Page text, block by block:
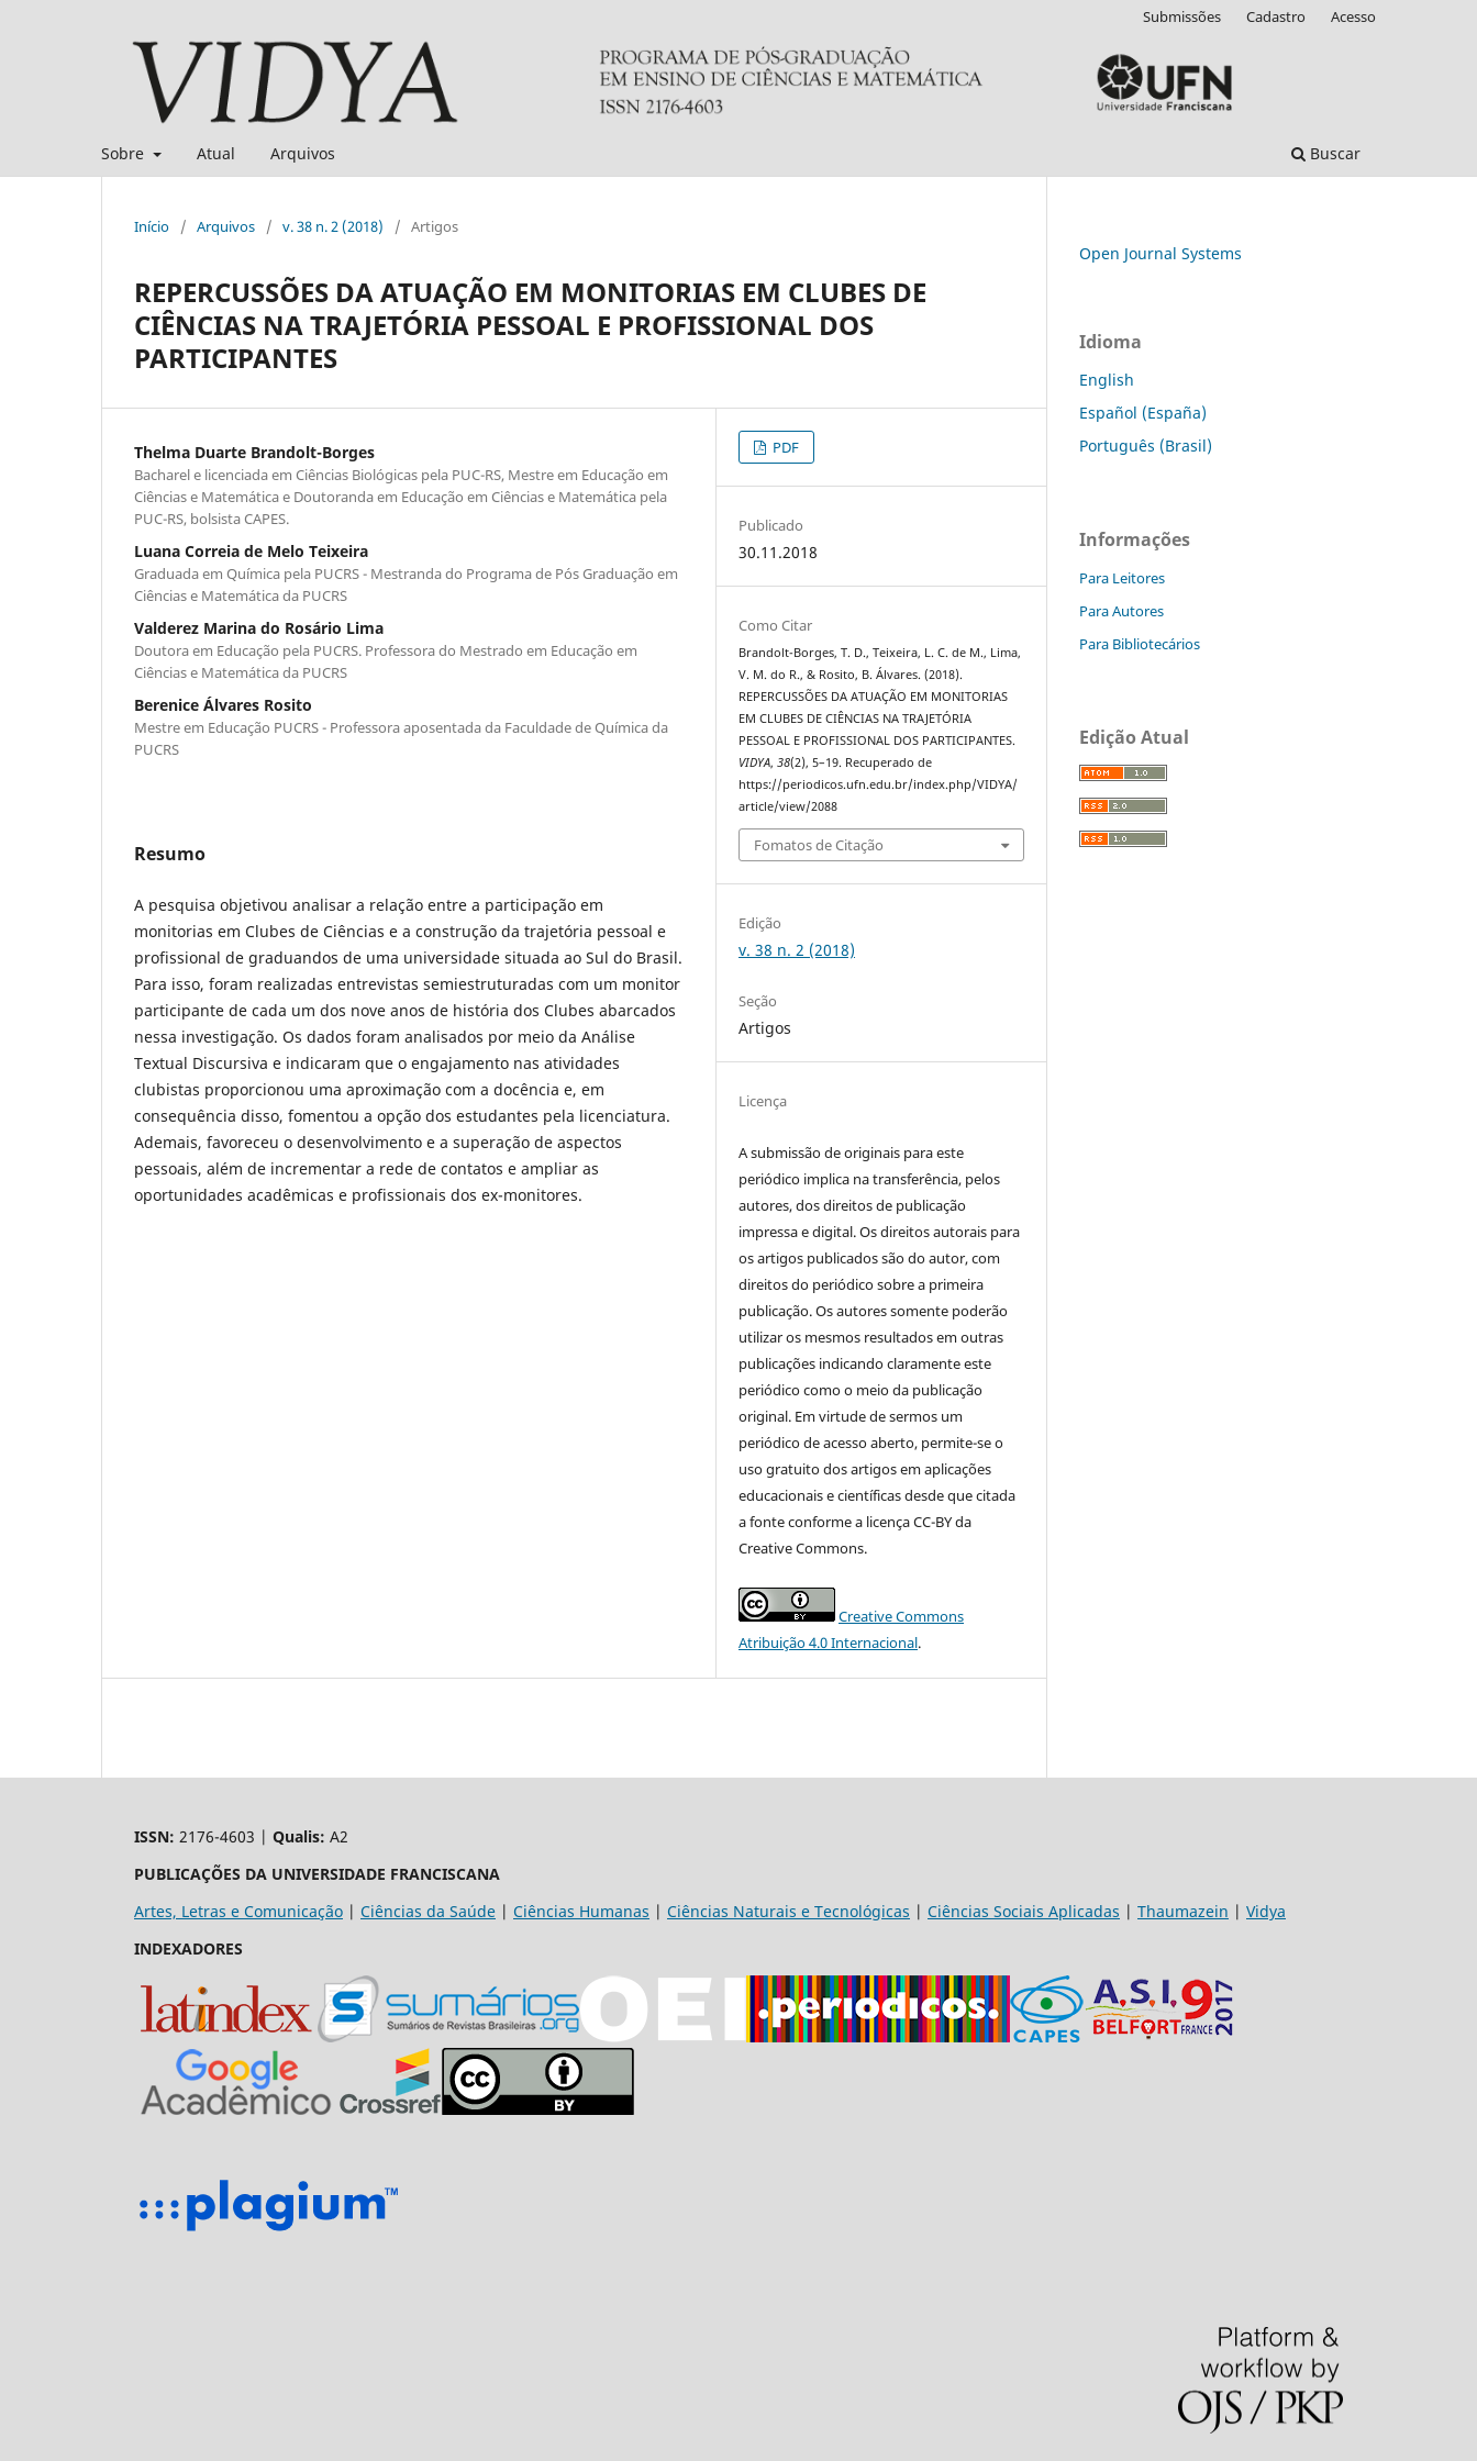
Sobre Atual Arquivos Buscar
Submissões Cadastro Acesso
Início / Arquivos / v. 38 n. 2 (2018) / Artigos
REPERCUSSÕES DA ATUAÇÃO EM MONITORIAS EM CLUBES DE
CIÊNCIAS NA TRAJETÓRIA PESSOAL E PROFISSIONAL DOS
PARTICIPANTES
Thelma Duarte Brandolt-Borges
Bacharel e licenciada em Ciências Biológicas pela PUC-RS, Mestre em Educação em
Ciências e Matemática e Doutoranda em Educação em Ciências e Matemática pela
PUC-RS, bolsista CAPES.
Luana Correia de Melo Teixeira
Graduada em Química pela PUCRS - Mestranda do Programa de Pós Graduação em
Ciências e Matemática da PUCRS
Valderez Marina do Rosário Lima
Doutora em Educação pela PUCRS. Professora do Mestrado em Educação em
Ciências e Matemática da PUCRS
Berenice Álvares Rosito
Mestre em Educação PUCRS - Professora aposentada da Faculdade de Química da
PUCRS
Resumo
A pesquisa objetivou analisar a relação entre a participação em
monitorias em Clubes de Ciências e a construção da trajetória pessoal e
profissional de graduandos de uma universidade situada ao Sul do Brasil.
Para isso, foram realizadas entrevistas semiestruturadas com um monitor
participante de cada um dos nove anos de história dos Clubes abarcados
nessa investigação. Os dados foram analisados por meio da Análise
Textual Discursiva e indicaram que o engajamento nas atividades
clubistas proporcionou uma aproximação com a docência e, em
consequência disso, fomentou a opção dos estudantes pela licenciatura.
Ademais, favoreceu o desenvolvimento e a superação de aspectos
pessoais, além de incrementar a rede de contatos e ampliar as
oportunidades acadêmicas e profissionais dos ex-monitores.
PDF
Publicado
30.11.2018
Como Citar
Brandolt-Borges, T. D., Teixeira, L. C. de M., Lima,
V. M. do R., & Rosito, B. Álvares. (2018).
REPERCUSSÕES DA ATUAÇÃO EM MONITORIAS
EM CLUBES DE CIÊNCIAS NA TRAJETÓRIA
PESSOAL E PROFISSIONAL DOS PARTICIPANTES.
VIDYA,38(2), 5–19. Recuperado de
https://periodicos.ufn.edu.br/index.php/VIDYA/
article/view/2088
Fomatos de Citação
Edição
v. 38 n. 2 (2018)
Seção
Artigos
Licença
A submissão de originais para este
periódico implica na transferência, pelos
autores, dos direitos de publicação
impressa e digital. Os direitos autorais para
os artigos publicados são do autor, com
direitos do periódico sobre a primeira
publicação. Os autores somente poderão
utilizar os mesmos resultados em outras
publicações indicando claramente este
periódico como o meio da publicação
original. Em virtude de sermos um
periódico de acesso aberto, permite-se o
uso gratuito dos artigos em aplicações
educacionais e científicas desde que citada
a fonte conforme a licença CC-BY da
Creative Commons.
Creative Commons
Atribuição 4.0 Internacional.
Open Journal Systems
Idioma
English
Español (España)
Português (Brasil)
Informações
Para Leitores
Para Autores
Para Bibliotecários
Edição Atual
ISSN: 2176-4603 | Qualis: A2
PUBLICAÇÕES DA UNIVERSIDADE FRANCISCANA
Artes, Letras e Comunicação | Ciências da Saúde | Ciências Humanas | Ciências Naturais e Tecnológicas | Ciências Sociais Aplicadas | Thaumazein | Vidya
INDEXADORES